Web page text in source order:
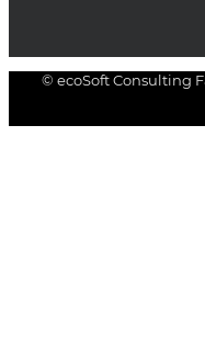
© ecoSoft Consulting